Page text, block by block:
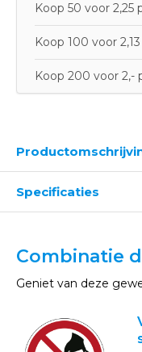
Koop 50 voor 2,25
Koop 100 voor
Koop 200 voor 2,-
Specificaties
Combinatie
Geniet van deze